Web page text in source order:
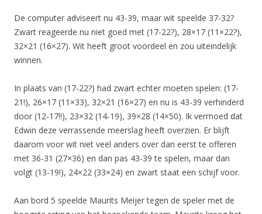
De computer adviseert nu 43-39, maar wit speelde 37-32?
Zwart reageerde nu niet goed met (17-22?), 28×17 (11×22?),
32×21 (16×27). Wit heeft groot voordeel en zou uiteindelijk
winnen.
In plaats van (17-22?) had zwart echter moeten spelen: (17-
21!), 26×17 (11×33), 32×21 (16×27) en nu is 43-39 verhinderd
door (12-17!!), 23×32 (14-19), 39×28 (14×50). Ik vermoed dat
Edwin deze verrassende meerslag heeft overzien. Er blijft
daarom voor wit niet veel anders over dan eerst te offeren
met 36-31 (27×36) en dan pas 43-39 te spelen, maar dan
volgt (13-19!), 24×22 (33×24) en zwart staat een schijf voor.
Aan bord 5 speelde Maurits Meijer tegen de speler met de